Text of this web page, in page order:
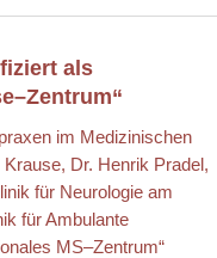
als
im Medizinischen
Dr. Henrik Pradel,
für Neurologie am
für Ambulante
MS–Zentrum“